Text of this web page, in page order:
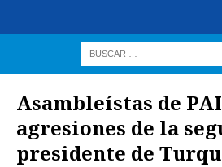
Asambleístas de
agresiones de la
presidente de